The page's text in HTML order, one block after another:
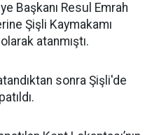
Başkanı Resul Emrah
Şişli Kaymakamı
atanmıştı.
sonra Şişli'de